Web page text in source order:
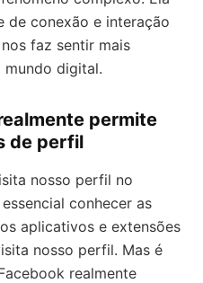
de conexão e interação
faz sentir mais
mundo digital.
permite
de perfil
nosso perfil no
conhecer as
aplicativos e extensões
nosso perfil. Mas é
realmente